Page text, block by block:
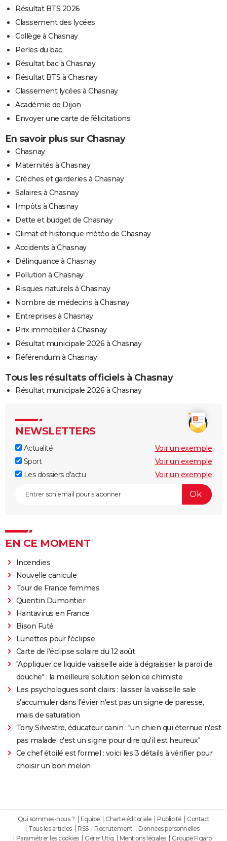
Résultat BTS 2026
Classement des lycées
Collège à Chasnay
Perles du bac
Résultat bac à Chasnay
Résultat BTS à Chasnay
Classement lycées à Chasnay
Académie de Dijon
Envoyer une carte de félicitations
En savoir plus sur Chasnay
Chasnay
Maternités à Chasnay
Crèches et garderies à Chasnay
Salaires à Chasnay
Impôts à Chasnay
Dette et budget de Chasnay
Climat et historique météo de Chasnay
Accidents à Chasnay
Délinquance à Chasnay
Pollution à Chasnay
Risques naturels à Chasnay
Nombre de médecins à Chasnay
Entreprises à Chasnay
Prix immobilier à Chasnay
Résultat municipale 2026 à Chasnay
Référendum à Chasnay
Tous les résultats officiels à Chasnay
Résultat municipale 2026 à Chasnay
NEWSLETTERS
Actualité
Voir un exemple
Sport
Voir un exemple
Les dossiers d'actu
Voir un exemple
EN CE MOMENT
Incendies
Nouvelle canicule
Tour de France femmes
Quentin Dumontier
Hantavirus en France
Bison Futé
Lunettes pour l'éclipse
Carte de l'éclipse solaire du 12 août
"Appliquer ce liquide vaisselle aide à dégraisser la paroi de
douche" : la meilleure solution selon ce chimiste
Les psychologues sont clairs : laisser la vaisselle sale
s'accumuler dans l'évier n'est pas un signe de paresse,
mais de saturation
Tony Silvestre, éducateur canin : "un chien qui éternue n'est
pas malade, c'est un signe pour dire qu'il est heureux"
Ce chef étoilé est formel : voici les 3 détails à vérifier pour
choisir un bon melon
Qui sommes-nous ? Equipe Charte éditoriale Publicité
Contact
Tous les articles
RSS Recrutement
Données personnelles
Paramétrer les cookies
Gérer Utiq Mentions légales Groupe Figaro